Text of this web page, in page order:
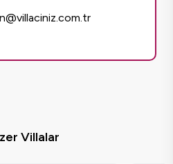
Villalar